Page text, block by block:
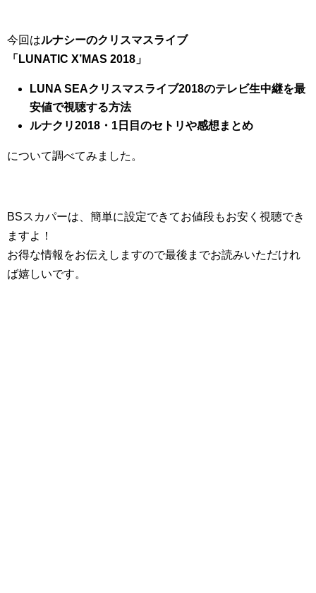
今回はルナシーのクリスマスライブ
「LUNATIC X’MAS 2018」
LUNA SEAクリスマスライブ2018のテレビ生中継を最
安値で視聴する方法
ルナクリ2018・1日目のセトリや感想まとめ
について調べてみました。
BSスカパーは、簡単に設定できてお値段もお安く視聴でき
ますよ！
お得な情報をお伝えしますので最後までお読みいただけれ
ば嬉しいです。